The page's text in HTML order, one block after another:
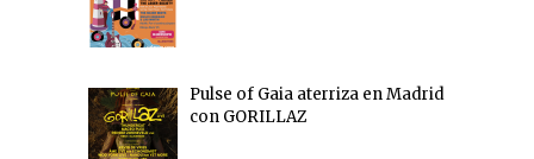
Pulse of Gaia aterriza en Madrid
con GORILLAZ